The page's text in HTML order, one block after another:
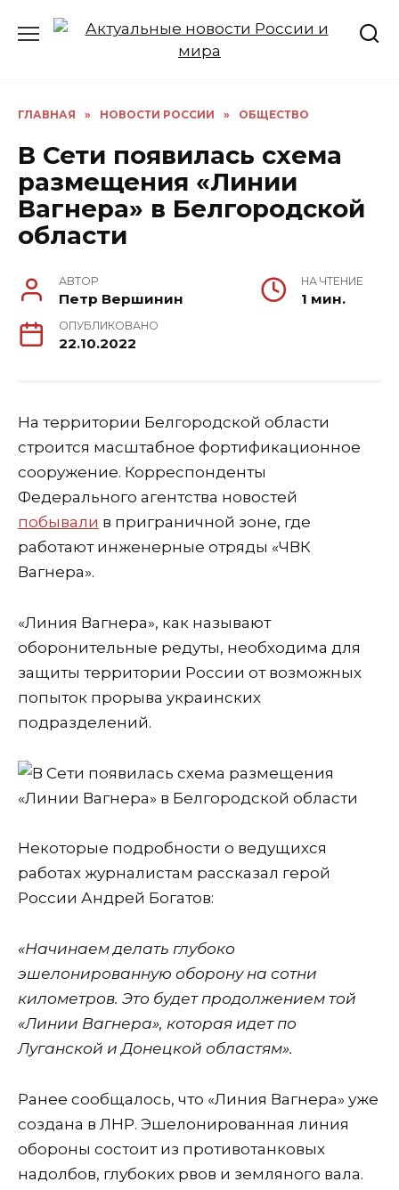
ГЛАВНАЯ » НОВОСТИ РОССИИ » ОБЩЕСТВО
В Сети появилась схема
размещения «Линии
Вагнера» в Белгородской
области
АВТОР
Петр Вершинин
НА ЧТЕНИЕ
1 мин.
ОПУБЛИКОВАНО
22.10.2022
На территории Белгородской области
строится масштабное фортификационное
сооружение. Корреспонденты
Федерального агентства новостей
побывали в приграничной зоне, где
работают инженерные отряды «ЧВК
Вагнера».
«Линия Вагнера», как называют
оборонительные редуты, необходима для
защиты территории России от возможных
попыток прорыва украинских
подразделений.
Некоторые подробности о ведущихся
работах журналистам рассказал герой
России Андрей Богатов:
«Начинаем делать глубоко
эшелонированную оборону на сотни
километров. Это будет продолжением той
«Линии Вагнера», которая идет по
Луганской и Донецкой областям».
Ранее сообщалось, что «Линия Вагнера» уже
создана в ЛНР. Эшелонированная линия
обороны состоит из противотанковых
надолбов, глубоких рвов и земляного вала.